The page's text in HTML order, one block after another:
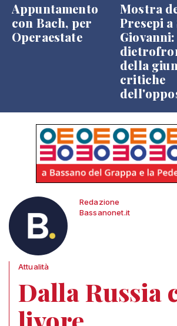
Appuntamento
con Bach, per
Operaestate
Mostra
Presepi a
Giovanni:
della
critiche
Redazione
Bassanonet.it
Attualità
Dalla Russia